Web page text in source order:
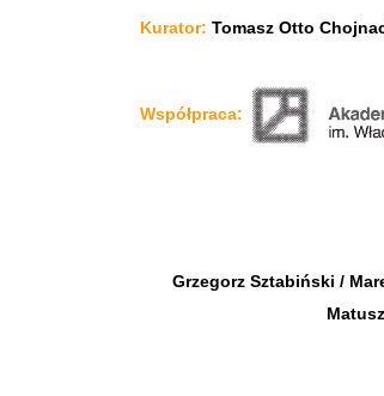
Kurator: Tomasz Otto
Współpraca:
Grzegorz Sztabiński /